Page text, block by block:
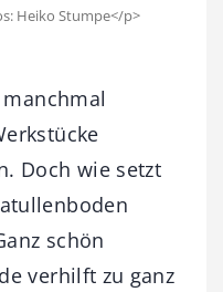
Heiko Stumpe</p>
Doch wie setzt
schön
verhilft zu ganz